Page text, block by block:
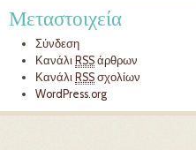
Μεταστοιχεία
Σύνδεση
Κανάλι RSS άρθρων
Κανάλι RSS σχολίων
WordPress.org